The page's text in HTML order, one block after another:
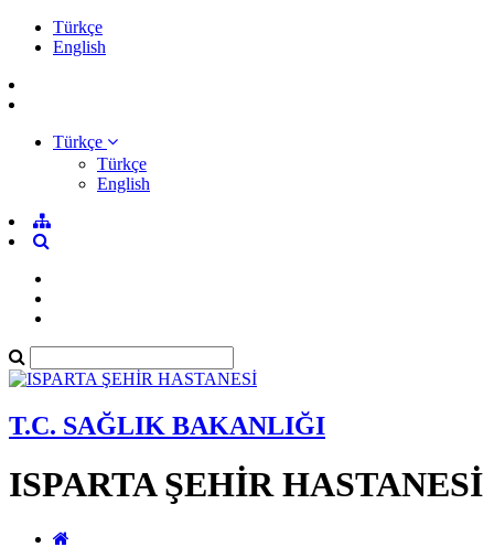
Türkçe
English
Türkçe
Türkçe
English
T.C. SAĞLIK BAKANLIĞI
ISPARTA ŞEHİR HASTANESİ